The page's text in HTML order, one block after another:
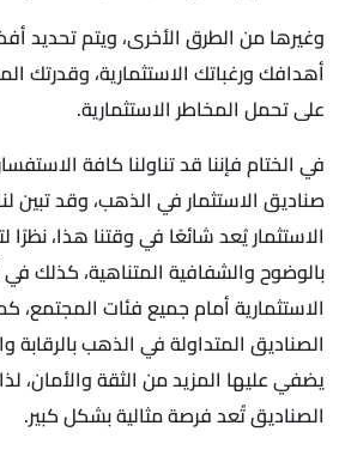
وغيرها من الطرق الأخرى، ويتم تحديد
أهدافك ورغباتك الاستثمارية، وقدرتك
على تحمل المخاطر الاستثمارية.
في الختام فإننا قد تناولنا كافة
صناديق الاستثمار في الذهب، وقد تبين
الاستثمار يُعد شائعًا في وقتنا هذا، نظرًا
بالوضوح والشفافية المتناهية، كذلك في
الاستثمارية أمام جميع فئات المجتمع،
الصناديق المتداولة في الذهب بالرقابة
يضفي عليها المزيد من الثقة والأمان،
الصناديق تُعد فرصة مثالية بشكل كبير.